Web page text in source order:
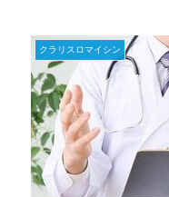
クラリスロマイシン